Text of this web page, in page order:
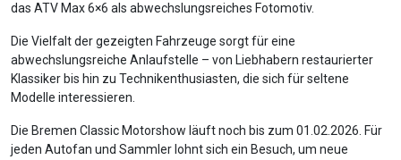
das ATV Max 6×6 als abwechslungsreiches Fotomotiv.
Die Vielfalt der gezeigten Fahrzeuge sorgt für eine
abwechslungsreiche Anlaufstelle – von Liebhabern restaurierter
Klassiker bis hin zu Technikenthusiasten, die sich für seltene
Modelle interessieren.
Die Bremen Classic Motorshow läuft noch bis zum 01.02.2026. Für
jeden Autofan und Sammler lohnt sich ein Besuch, um neue